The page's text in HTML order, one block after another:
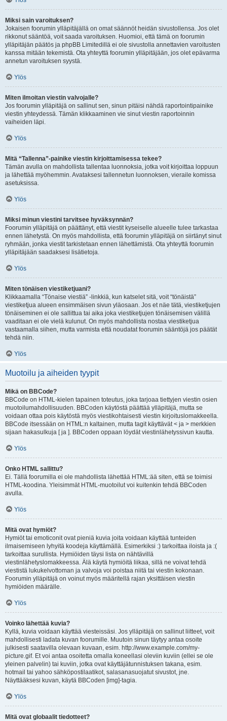
Miksi sain varoituksen?
Jokaisen foorumin ylläpitäjällä on omat säännöt heidän sivustollensa. Jos olet
rikkonut sääntöä, voit saada varoituksen. Huomioi, että tämä on foorumin
ylläpitäjän päätös ja phpBB Limitedillä ei ole sivustolla annettavien varoitusten
kanssa mitään tekemistä. Ota yhteyttä foorumin ylläpitäjään, jos olet epävarma
annetun varoituksen syystä.
Ylös
Miten ilmoitan viestin valvojalle?
Jos foorumin ylläpitäjä on sallinut sen, sinun pitäisi nähdä raportointipainike
viestin yhteydessä. Tämän klikkaaminen vie sinut viestin raportoinnin
vaiheiden läpi.
Ylös
Mitä “Tallenna”-painike viestin kirjoittamisessa tekee?
Tämän avulla on mahdollista tallentaa luonnoksia, jotka voit kirjoittaa loppuun
ja lähettää myöhemmin. Avataksesi tallennetun luonnoksen, vieraile komissa
asetuksissa.
Ylös
Miksi minun viestini tarvitsee hyväksynnän?
Foorumin ylläpitäjä on päättänyt, että viestit kyseiselle alueelle tulee tarkastaa
ennen lähetystä. On myös mahdollista, että foorumin ylläpitäjä on siirtänyt sinut
ryhmään, jonka viestit tarkistetaan ennen lähettämistä. Ota yhteyttä foorumin
ylläpitäjään saadaksesi lisätietoja.
Ylös
Miten tönäisen viestiketjuani?
Klikkaamalla “Tönaise viestiä” -linkkiä, kun katselet sitä, voit “tönäistä”
viestiketjua alueen ensimmäisen sivun yläosaan. Jos et näe tätä, viestiketjujen
tönäiseminen ei ole sallittua tai aika joka viestiketjujen tönäisemisen välillä
vaaditaan ei ole vielä kulunut. On myös mahdollista nostaa viestiketjua
vastaamalla siihen, mutta varmista että noudatat foorumin sääntöjä jos päätät
tehdä niin.
Ylös
Muotoilu ja aiheiden tyypit
Mikä on BBCode?
BBCode on HTML-kielen tapainen toteutus, joka tarjoaa tiettyjen viestin osien
muotoilumahdollisuuden. BBCoden käytöstä päättää ylläpitäjä, mutta se
voidaan ottaa pois käytöstä myös viestikohtaisesti viestin kirjoituslomakkeella.
BBCode itsessään on HTML:n kaltainen, mutta tagit käyttävät < ja > merkkien
sijaan hakasulkuja [ ja ]. BBCoden oppaan löydät viestinlähetyssivun kautta.
Ylös
Onko HTML sallittu?
Ei. Tällä foorumilla ei ole mahdollista lähettää HTML:ää siten, että se toimisi
HTML-koodina. Yleisimmät HTML-muotoilut voi kuitenkin tehdä BBCoden
avulla.
Ylös
Mitä ovat hymiöt?
Hymiöt tai emoticonit ovat pieniä kuvia joita voidaan käyttää tunteiden
ilmaisemiseen lyhyitä koodeja käyttämällä. Esimerkiksi :) tarkoittaa iloista ja :(
tarkoittaa surullista. Hymiöiden täysi lista on nähtävillä
viestinlähetyslomakkeessa. Älä käytä hymiöitä liikaa, sillä ne voivat tehdä
viestistä lukukelvottoman ja valvoja voi poistaa niitä tai viestin kokonaan.
Foorumin ylläpitäjä on voinut myös määritellä rajan yksittäisen viestin
hymiöiden määrälle.
Ylös
Voinko lähettää kuvia?
Kyllä, kuvia voidaan käyttää viesteissäsi. Jos ylläpitäjä on sallinut liitteet, voit
mahdollisesti ladata kuvan foorumille. Muutoin sinun täytyy antaa osoite
julkisesti saatavilla olevaan kuvaan, esim. http://www.example.com/my-
picture.gif. Et voi antaa osoitetta omalla koneellasi oleviin kuviin (ellei se ole
yleinen palvelin) tai kuviin, jotka ovat käyttäjätunnistuksen takana, esim.
hotmail tai yahoo sähköpostilaatikot, salasanasuojatut sivustot, jne.
Näyttääksesi kuvan, käytä BBCoden [img]-tagia.
Ylös
Mitä ovat globaalit tiedotteet?